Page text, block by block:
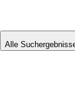
Alle